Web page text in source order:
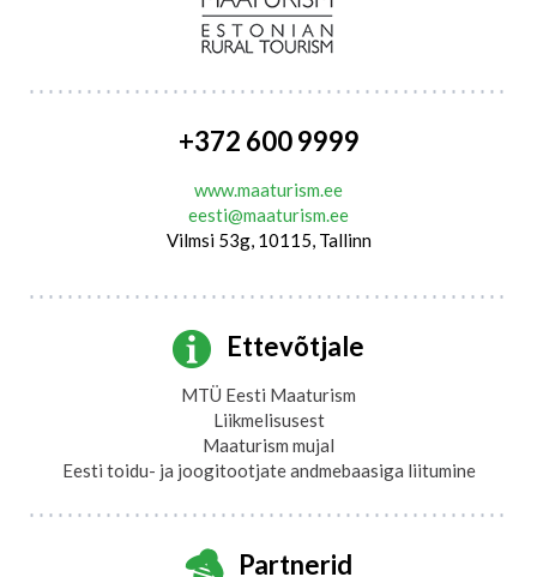
+372 600 9999
www.maaturism.ee
eesti@maaturism.ee
Vilmsi 53g, 10115, Tallinn
Ettevõtjale
MTÜ Eesti Maaturism
Liikmelisusest
Maaturism mujal
Eesti toidu- ja joogitootjate andmebaasiga liitumine
Partnerid